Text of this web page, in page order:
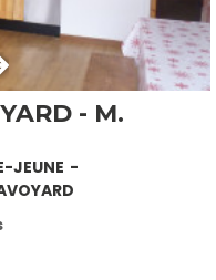
- M.
JEUNE